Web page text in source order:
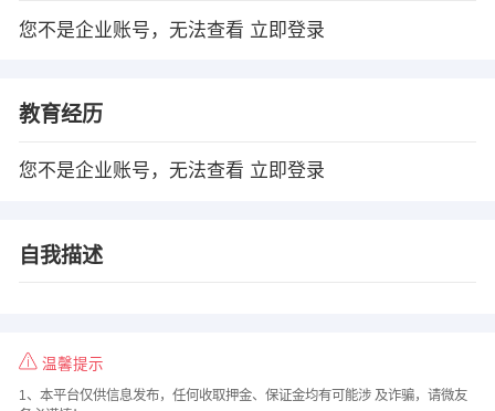
您不是企业账号，无法查看 立即登录
教育经历
您不是企业账号，无法查看 立即登录
自我描述
温馨提示
1、本平台仅供信息发布，任何收取押金、保证金均有可能涉 及诈骗，请微友